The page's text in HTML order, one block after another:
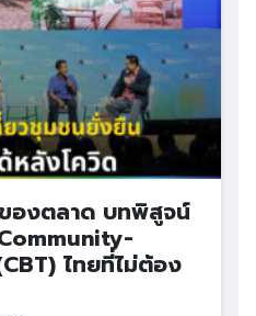
ของตลาด บทพิสูจน์
ไทยที่ไม่ต้อง